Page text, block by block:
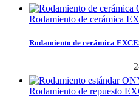
Rodamiento de cerámica
Rodamiento de cerámica
Rodamiento de repuesto